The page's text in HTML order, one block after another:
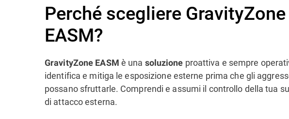
Perché scegliere GravityZone
EASM?
GravityZone EASM è una soluzione proattiva e sempre
identifica e mitiga le esposizione esterne prima che gli
possano sfruttarle. Comprendi e assumi il controllo della tua
di attacco esterna.